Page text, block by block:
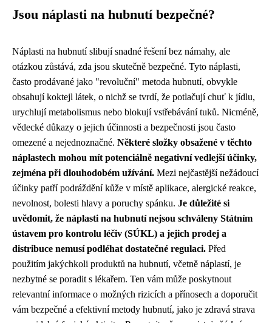
Jsou náplasti na hubnutí bezpečné?
Náplasti na hubnutí slibují snadné řešení bez námahy, ale
otázkou zůstává, zda jsou skutečně bezpečné. Tyto náplasti,
často prodávané jako "revoluční" metoda hubnutí, obvykle
obsahují koktejl látek, o nichž se tvrdí, že potlačují chuť k jídlu,
urychlují metabolismus nebo blokují vstřebávání tuků. Nicméně,
vědecké důkazy o jejich účinnosti a bezpečnosti jsou často
omezené a nejednoznačné. Některé složky obsažené v těchto
náplastech mohou mít potenciálně negativní vedlejší účinky,
zejména při dlouhodobém užívání. Mezi nejčastější nežádoucí
účinky patří podráždění kůže v místě aplikace, alergické reakce,
nevolnost, bolesti hlavy a poruchy spánku. Je důležité si
uvědomit, že náplasti na hubnutí nejsou schváleny Státním
ústavem pro kontrolu léčiv (SÚKL) a jejich prodej a
distribuce nemusí podléhat dostatečné regulaci. Před
použitím jakýchkoli produktů na hubnutí, včetně náplastí, je
nezbytné se poradit s lékařem. Ten vám může poskytnout
relevantní informace o možných rizicích a přínosech a doporučit
vám bezpečné a efektivní metody hubnutí, jako je zdravá strava